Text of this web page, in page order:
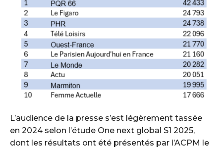
L’audience de la presse s’est légèrement tassée
en 2024 selon l’étude One next global S1 2025,
dont les résultats ont été présentés par l’ACPM le